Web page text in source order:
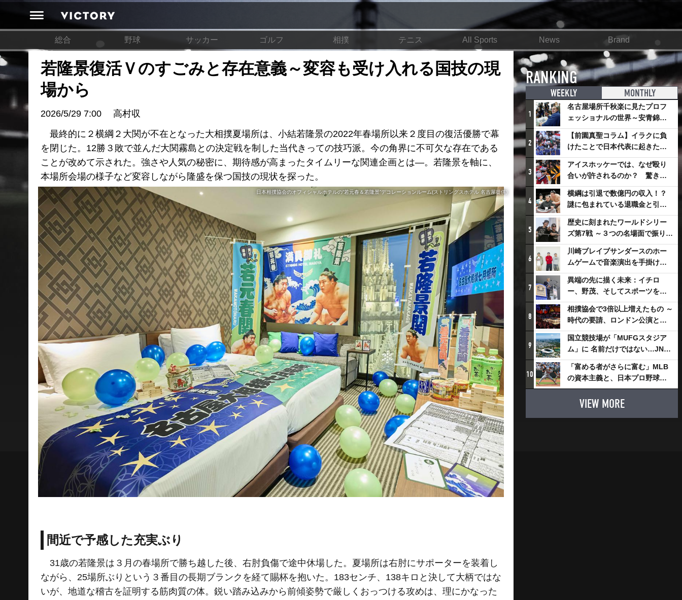
総合 野球 サッカー ゴルフ 相撲 テニス All Sports News Brand
若隆景復活Ｖのすごみと存在意義～変容も受け入れる国技の現
場から
2026/5/29 7:00
高村収
最終的に２横綱２大関が不在となった大相撲夏場所は、小結若隆景の2022年春場所以来２度目の復活優勝で幕
を閉じた。12勝３敗で並んだ大関霧島との決定戦を制した当代きっての技巧派。今の角界に不可欠な存在である
ことが改めて示された。強さや人気の秘密に、期待感が高まったタイムリーな関連企画とは―。若隆景を軸に、
本場所会場の様子など変容しながら隆盛を保つ国技の現状を探った。
日本相撲協会のオフィシャルホテルの“若元春＆若隆景”デコレーションルーム(ストリングスホテル 名古屋提供)
間近で予感した充実ぶり
31歳の若隆景は３月の春場所で勝ち越した後、右肘負傷で途中休場した。夏場所は右肘にサポーターを装着し
ながら、25場所ぶりという３番目の長期ブランクを経て賜杯を抱いた。183センチ、138キロと決して大柄ではな
いが、地道な稽古を証明する筋肉質の体。鋭い踏み込みから前傾姿勢で厳しくおっつける攻めは、理にかなった
RANKING
WEEKLY MONTHLY
1
名古屋場所千秋楽に見たプロフ
ェッショナルの世界～安青錦の
優勝を巡るさまざまなドラマ
2
【前園真聖コラム】イラクに負
けたことで日本代表に起きたプ
ラスとは
3
アイスホッケーでは、なぜ殴り
合いが許されるのか？ 驚きの
「ファイティング」ルールにつ
いて
4
横綱は引退で数億円の収入！？
謎に包まれている退職金と引退
相撲興行
5
歴史に刻まれたワールドシリー
ズ第7戦 ～３つの名場面で振り返
る～
6
川崎ブレイブサンダースのホー
ムゲームで音楽演出を手掛ける
スチャダラパーが川崎新！アリ
ーナシティ・プロジェクトを語
る 「楽しみでしかないでしょ。
川崎は、ずっと成長曲線だか
ら」
7
異端の先に描く未来：イチロ
ー、野茂、そしてスポーツを支
える科学界の挑戦
8
相撲協会で3倍以上増えたもの ～
時代の要請、ロンドン公演と古
式大相撲
9
国立競技場が「MUFGスタジア
ム」に 名前だけではない…JNSE
とMUFGが“共創”し描く地域活
性化・社会価値創造の近未来図
とは
10
「富める者がさらに富む」MLB
の資本主義と、日本プロ野球が
踏み出せない一歩
VIEW MORE